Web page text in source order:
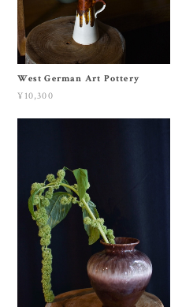
West German Art Pottery
¥10,300